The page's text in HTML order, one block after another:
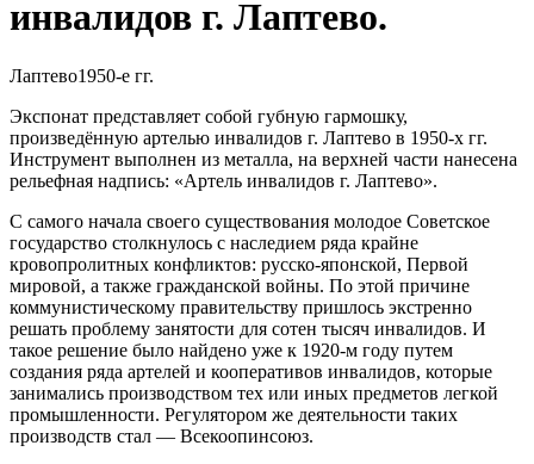
инвалидов г. Лаптево.
Лаптево1950-е гг.
Экспонат представляет собой губную гармошку,
произведённую артелью инвалидов г. Лаптево в 1950-х гг.
Инструмент выполнен из металла, на верхней части нанесена
рельефная надпись: «Артель инвалидов г. Лаптево».
С самого начала своего существования молодое Советское
государство столкнулось с наследием ряда крайне
кровопролитных конфликтов: русско-японской, Первой
мировой, а также гражданской войны. По этой причине
коммунистическому правительству пришлось экстренно
решать проблему занятости для сотен тысяч инвалидов. И
такое решение было найдено уже к 1920-м году путем
создания ряда артелей и кооперативов инвалидов, которые
занимались производством тех или иных предметов легкой
промышленности. Регулятором же деятельности таких
производств стал — Всекоопинсоюз.